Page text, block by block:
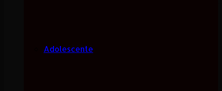
Adolescente